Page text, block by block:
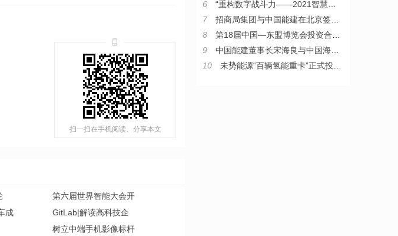
扫一扫在手机阅读、分享本文
第六届世界智能大会开
成
GitLab|解读高科技企
树立中端手机影像标杆
6
“重构数字战斗力——2021智慧税务中国行·上海站”圆满举办
7
招商局集团与中国能建在北京签署战略合作协议
8
第18届中国—东盟博览会投资合作圆桌会暨东盟产业园区招商会举行
9
中国能建董事长宋海良与中国海油董事长汪东进座谈并见证签约
10
未势能源“百辆氢能重卡”正式投入雄安建设